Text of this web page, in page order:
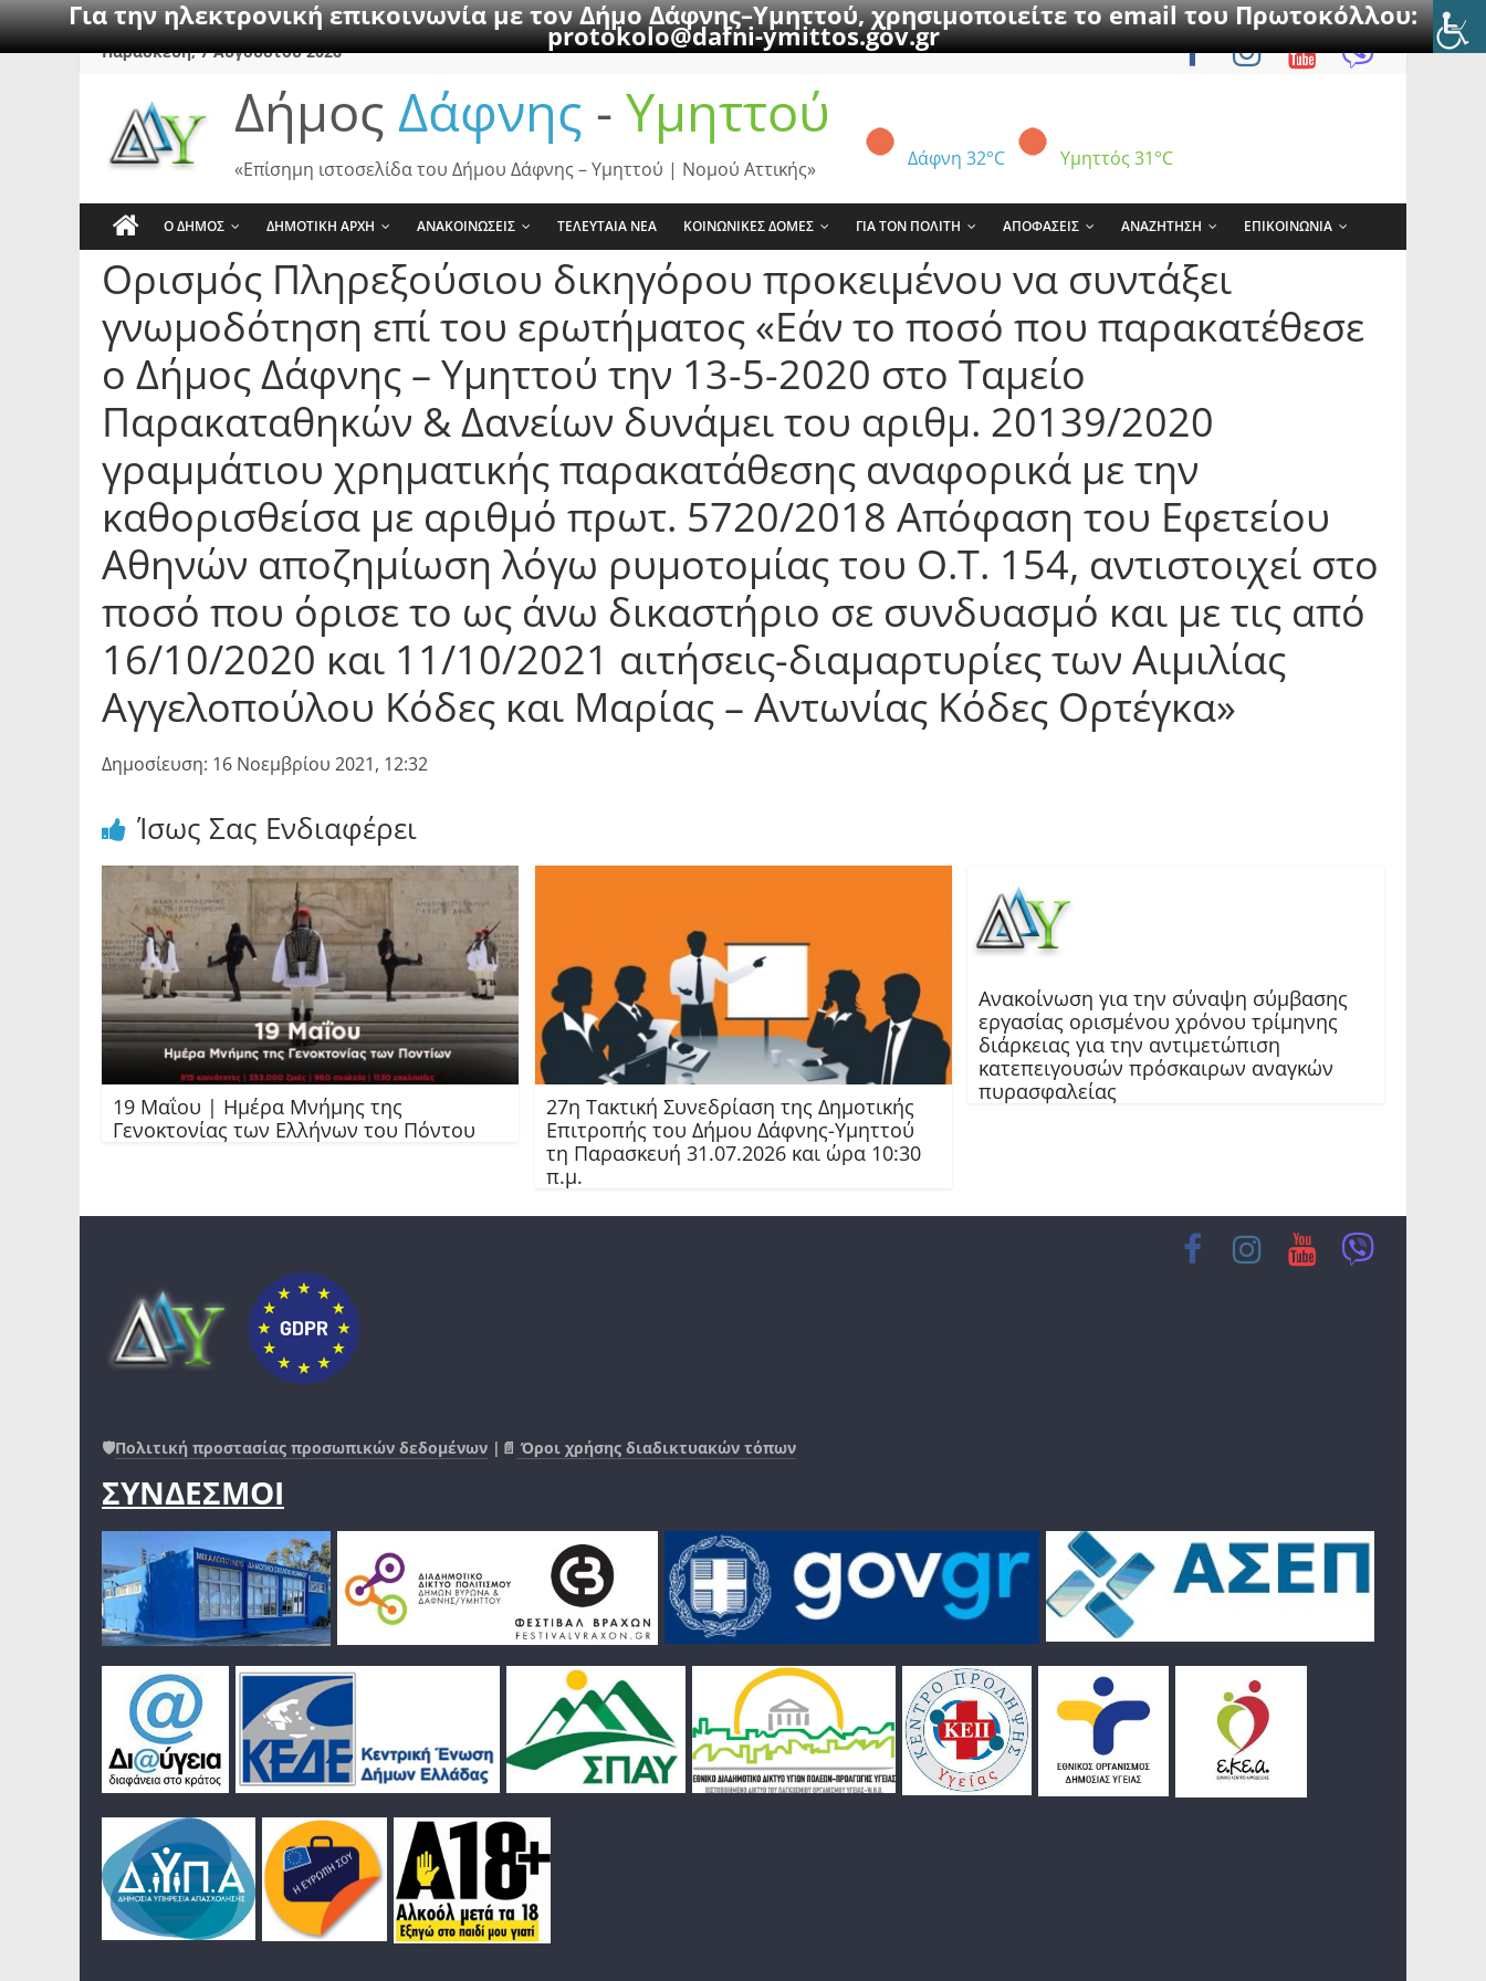
Για την ηλεκτρονική επικοινωνία με τον Δήμο Δάφνης–Υμηττού, χρησιμοποιείτε το email του Πρωτοκόλλου:
protokolo@dafni-ymittos.gov.gr
SkipΠαρασκευή, 7 Αυγούστου 2026
Δήμος Δάφνης - Υμηττού
Δάφνη 32°C Υμηττός 31°C
«Επίσημη ιστοσελίδα του Δήμου Δάφνης – Υμηττού | Νομού Αττικής»
Ο ΔΗΜΟΣ ΔΗΜΟΤΙΚΗ ΑΡΧΗ ΑΝΑΚΟΙΝΩΣΕΙΣ ΤΕΛΕΥΤΑΙΑ ΝΕΑ ΚΟΙΝΩΝΙΚΕΣ ΔΟΜΕΣ ΓΙΑ ΤΟΝ ΠΟΛΙΤΗ ΑΠΟΦΑΣΕΙΣ ΑΝΑΖΗΤΗΣΗ ΕΠΙΚΟΙΝΩΝΙΑ
Ορισμός Πληρεξούσιου δικηγόρου προκειμένου να συντάξει
γνωμοδότηση επί του ερωτήματος «Εάν το ποσό που παρακατέθεσε
ο Δήμος Δάφνης – Υμηττού την 13-5-2020 στο Ταμείο
Παρακαταθηκών & Δανείων δυνάμει του αριθμ. 20139/2020
γραμμάτιου χρηματικής παρακατάθεσης αναφορικά με την
καθορισθείσα με αριθμό πρωτ. 5720/2018 Απόφαση του Εφετείου
Αθηνών αποζημίωση λόγω ρυμοτομίας του Ο.Τ. 154, αντιστοιχεί στο
ποσό που όρισε το ως άνω δικαστήριο σε συνδυασμό και με τις από
16/10/2020 και 11/10/2021 αιτήσεις-διαμαρτυρίες των Αιμιλίας
Αγγελοπούλου Κόδες και Μαρίας – Αντωνίας Κόδες Ορτέγκα»
Δημοσίευση: 16 Νοεμβρίου 2021, 12:32
Ίσως Σας Ενδιαφέρει
19 Μαΐου | Ημέρα Μνήμης της
Γενοκτονίας των Ελλήνων του Πόντου
27η Τακτική Συνεδρίαση της Δημοτικής
Επιτροπής του Δήμου Δάφνης-Υμηττού
τη Παρασκευή 31.07.2026 και ώρα 10:30
π.μ.
Ανακοίνωση για την σύναψη σύμβασης
εργασίας ορισμένου χρόνου τρίμηνης
διάρκειας για την αντιμετώπιση
κατεπειγουσών πρόσκαιρων αναγκών
πυρασφαλείας
🛡️Πολιτική προστασίας προσωπικών δεδομένων |📄 Όροι χρήσης διαδικτυακών τόπων
ΣΥΝΔΕΣΜΟΙ